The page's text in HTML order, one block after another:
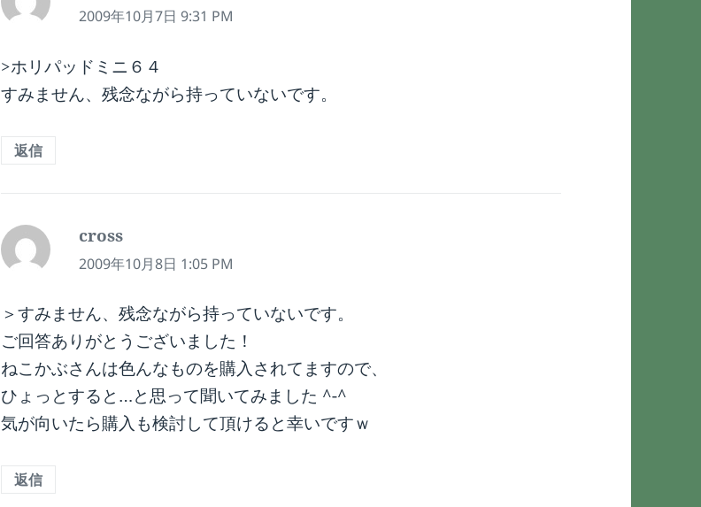
り:
2009年10月7日 9:31 PM
>ホリパッドミニ６４
すみません、残念ながら持っていないです。
返信
cross
り:
2009年10月8日 1:05 PM
＞すみません、残念ながら持っていないです。
ご回答ありがとうございました！
ねこかぶさんは色んなものを購入されてますので、
ひょっとすると…と思って聞いてみました ^-^
気が向いたら購入も検討して頂けると幸いですｗ
返信